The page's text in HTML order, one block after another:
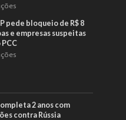
pede bloqueio de R$ 8
e empresas suspeitas
2 anos com
contra Rússia